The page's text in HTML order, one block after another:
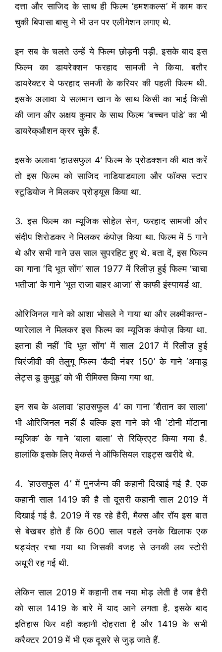
दत्ता और साजिद के साथ ही फिल्म ‘हमशकल्स’ में काम कर
चुकी बिपासा बासु ने भी उन पर एलीगेशन लगाए थे.
इन सब के चलते उन्हें ये फिल्म छोड़नी पड़ी. इसके बाद इस
फिल्म का डायरेक्शन फरहाद सामजी ने किया. बतौर
डायरेक्टर ये फरहाद समजी के करियर की पहली फिल्म थी.
इसके अलावा ये सलमान खान के साथ किसी का भाई किसी
की जान और अक्षय कुमार के साथ फिल्म ‘बच्चन पांडे’ का भी
डायरेक्औशन क्रर चुके हैं.
इसके अलावा ‘हाउसफुल 4’ फिल्म के प्रोडक्शन की बात करें
तो इस फिल्म को साजिद नाडियाडवाला और फॉक्स स्टार
स्टूडियोज ने मिलकर प्रोड्यूस किया था.
3. इस फिल्म का म्यूजिक सोहेल सेन, फरहाद सामजी और
संदीप शिरोडकर ने मिलकर कंपोज़ किया था. फिल्म में 5 गाने
थे और सभी गाने उस साल सुपरहिट हुए थे. बता दें, इस फिल्म
का गाना ‘दि भूत सोंग’ साल 1977 में रिलीज़ हुई फिल्म ‘चाचा
भतीजा’ के गाने ‘भूत राजा बाहर आजा’ से काफी इंस्पायर्ड था.
ओरिजिनल गाने को आशा भोसले ने गाया था और लक्ष्मीकान्त-
प्यारेलाल ने मिलकर इस फिल्म का म्यूजिक कंपोज़ किया था.
इतना ही नहीं ‘दि भूत सोंग’ में साल 2017 में रिलीज़ हुई
चिरंजीवी की तेलुगू फिल्म ‘कैदी नंबर 150’ के गाने ‘अमाडू
लेट्स डू कुमुडू’ को भी रीमिक्स किया गया था.
इन सब के अलावा ‘हाउसफुल 4’ का गाना ‘शैतान का साला’
भी ओरिजिनल नहीं है बल्कि इस गाने को भी ‘टोनी मोंटाना
म्यूजिक’ के गाने ‘बाला बाला’ से रिक्रिएट किया गया है.
हालांकि इसके लिए मेकर्स ने ऑफिसियल राइट्स खरीदे थे.
4. ‘हाउसफुल 4’ में पुनर्जन्म की कहानी दिखाई गई है. एक
कहानी साल 1419 की है तो दूसरी कहानी साल 2019 में
दिखाई गई है. 2019 में रह रहे हैरी, मैक्स और रॉय इस बात
से बेखबर होते हैं कि 600 साल पहले उनके खिलाफ एक
षड्यंत्र रचा गया था जिसकी वजह से उनकी लव स्टोरी
अधूरी रह गई थी.
लेकिन साल 2019 में कहानी तब नया मोड़ लेती है जब हैरी
को साल 1419 के बारे में याद आने लगता है. इसके बाद
इतिहास फिर वही कहानी दोहराता है और 1419 के सभी
करैक्टर 2019 में भी एक दूसरे से जुड़ जाते हैं.